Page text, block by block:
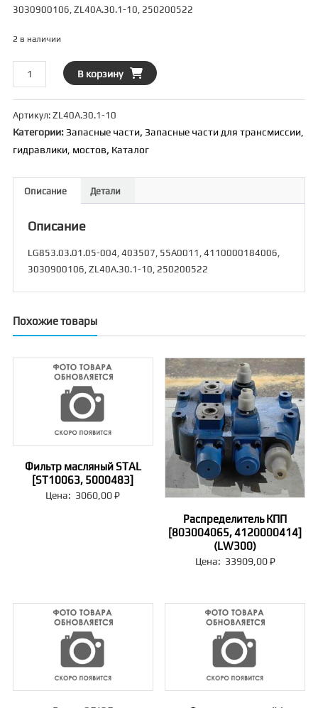
3030900106, ZL40A.30.1-10, 250200522
2 в наличии
Количество
товара
Диск
металлический
ГМП
[403507]
передача}
В корзину
Артикул: ZL40A.30.1-10
Категории:Запасные части,Запасные части для трансмиссии,
гидравлики, мостов, Каталог
Описание Детали
Описание
LG853.03.01.05-004, 403507, 55A0011, 4110000184006,
3030900106, ZL40A.30.1-10, 250200522
Похожие товары
Фильтр масляный STAL
[ST10063, 5000483]
Цена: 3060,00₽
Распределитель КПП
[803004065, 4120000414]
(LW300)
Цена: 33909,00₽